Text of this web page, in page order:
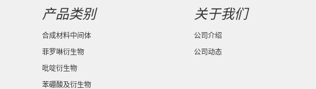
产品类别
合成材料中间体
菲罗啉衍生物
吡啶衍生物
苯硼酸及衍生物
关于我们
公司介绍
公司动态